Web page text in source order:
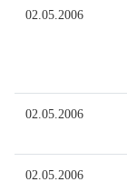
02.05.2006
02.05.2006
02.05.2006